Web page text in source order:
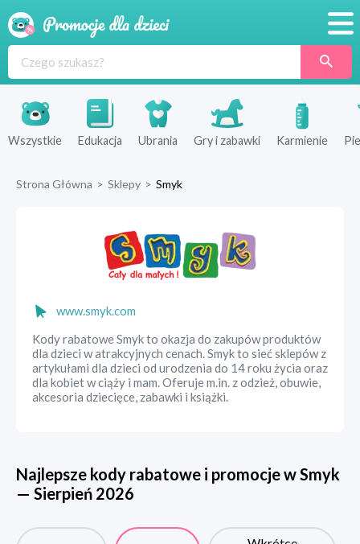
Produkty
Sklepy
Wszystkie Edukacja Ubrania Gry i zabawki Karmienie
Strona Główna > Sklepy > Smyk
www.smyk.com
Kody rabatowe Smyk to okazja do zakupów produktów
dla dzieci w atrakcyjnych cenach. Smyk to sieć sklepów z
artykułami dla dzieci od urodzenia do 14 roku życia oraz
dla kobiet w ciąży i mam. Oferuje m.in. z odzież, obuwie,
akcesoria dziecięce, zabawki i książki.
Najlepsze kody rabatowe i promocje wSmyk
— Sierpień 2026